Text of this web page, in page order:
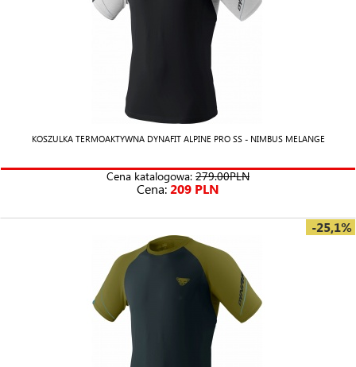
KOSZULKA TERMOAKTYWNA DYNAFIT ALPINE PRO SS - NIMBUS MELANGE
Cena katalogowa: 279.00PLN
Cena:209 PLN
-25,1%